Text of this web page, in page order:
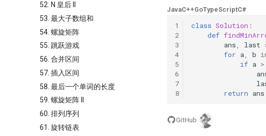
52. N 皇后 II
53. 最大子数组和
54. 螺旋矩阵
55. 跳跃游戏
56. 合并区间
57. 插入区间
58. 最后一个单词的长度
59. 螺旋矩阵 II
60. 排列序列
61. 旋转链表
JavaC++GoTypeScriptC#
1
2
3
4
5
6
7
8
class Solution :
def
ans, last
for a, b
if a >
return ans
GitHub